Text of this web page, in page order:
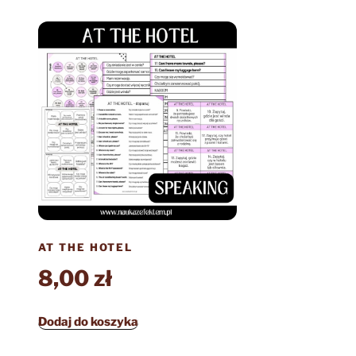
AT THE HOTEL
8,00zł
Dodaj do koszyka